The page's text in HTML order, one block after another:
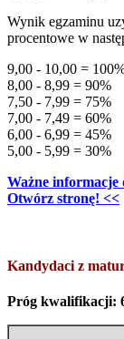
Wynik egzaminu
procentowe w
9,00 - 10,00 =
8,00 - 8,99 = 90%
7,50 - 7,99 = 75%
7,00 - 7,49 = 60%
6,00 - 6,99 = 45%
5,00 - 5,99 = 30%
Ważne
Otwórz stronę! <<
Kandydaci z
Próg kwalifikacji: